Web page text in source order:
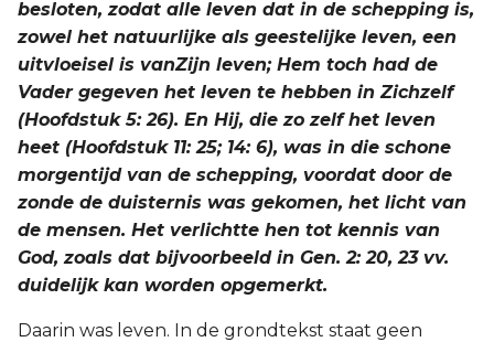
besloten, zodat alle leven dat in de schepping is,
zowel het natuurlijke als geestelijke leven, een
uitvloeisel is vanZijn leven; Hem toch had de
Vader gegeven het leven te hebben in Zichzelf
(Hoofdstuk 5: 26). En Hij, die zo zelf het leven
heet (Hoofdstuk 11: 25; 14: 6), was in die schone
morgentijd van de schepping, voordat door de
zonde de duisternis was gekomen, het licht van
de mensen. Het verlichtte hen tot kennis van
God, zoals dat bijvoorbeeld in Gen. 2: 20, 23 vv.
duidelijk kan worden opgemerkt.
Daarin was leven. In de grondtekst staat geen